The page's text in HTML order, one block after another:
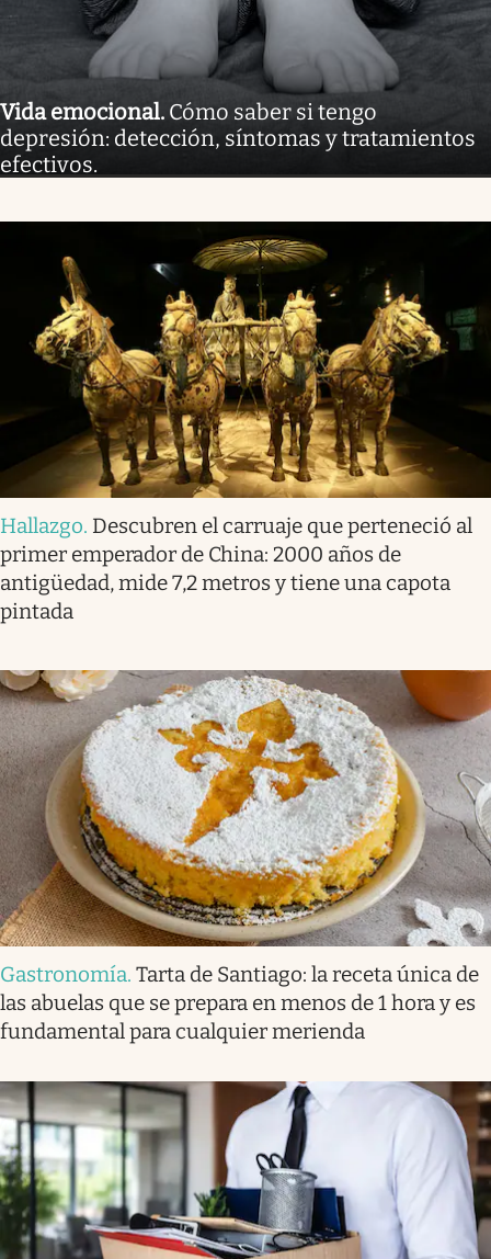
Vida emocional. Cómo saber si tengo
depresión: detección, síntomas y tratamientos
efectivos.
Hallazgo. Descubren el carruaje que perteneció al
primer emperador de China: 2000 años de
antigüedad, mide 7,2 metros y tiene una capota
pintada
Gastronomía. Tarta de Santiago: la receta única de
las abuelas que se prepara en menos de 1 hora y es
fundamental para cualquier merienda